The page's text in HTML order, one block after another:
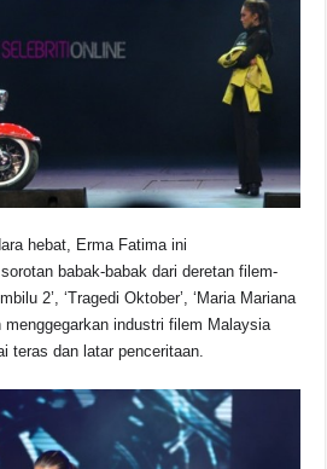
hebat, Erma Fatima ini
babak-babak dari deretan filem-
2’, ‘Tragedi Oktober’, ‘Maria Mariana
menggegarkan industri filem Malaysia
teras dan latar penceritaan.